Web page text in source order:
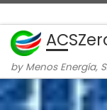
Skip to
by Menos Energía,